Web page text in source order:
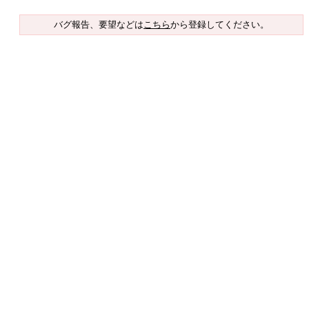
バグ報告、要望などはこちらから登録してください。